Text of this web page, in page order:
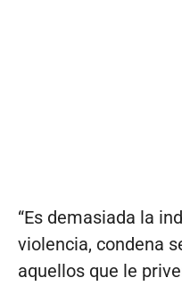
“Es demasiada la
violencia, condena
aquellos que le